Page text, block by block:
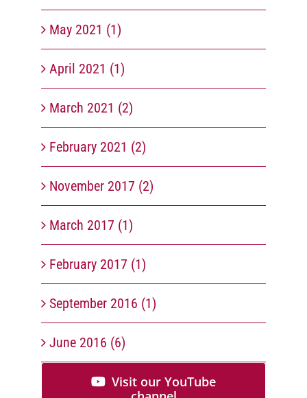
May 2021 (1)
April 2021 (1)
March 2021 (2)
February 2021 (2)
November 2017 (2)
March 2017 (1)
February 2017 (1)
September 2016 (1)
June 2016 (6)
Visit our YouTube